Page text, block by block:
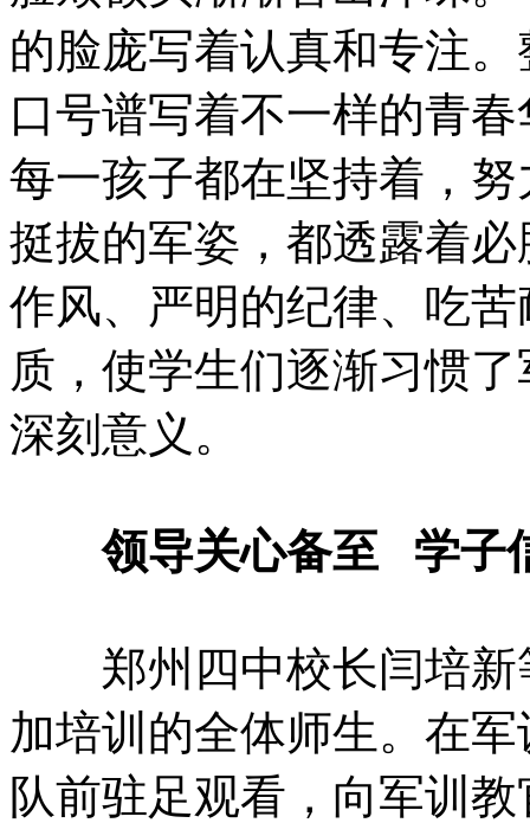
的脸庞写着认真和专注
口号谱写着不一样的青
每一孩子都在坚持着，
挺拔的军姿，都透露着
作风、严明的纪律、吃
质，使学生们逐渐习惯
深刻意义。
领导关心备至 学子
郑州四中校长闫培新
加培训的全体师生。在
队前驻足观看，向军训